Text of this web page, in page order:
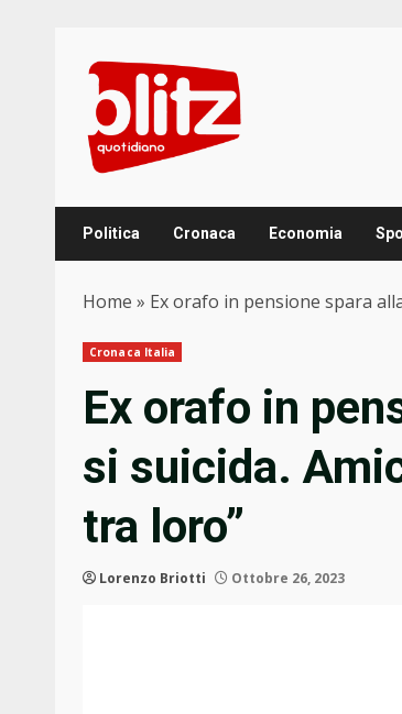
content
Politica Cronaca Economia
Home » Ex orafo in pensione spara
Cronaca Italia
Ex orafo in
si suicida.
tra loro”
Lorenzo Briotti Ottobre 26, 2023